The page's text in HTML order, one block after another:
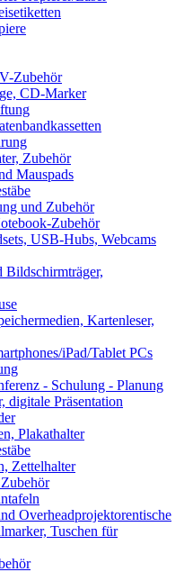
Zubehör
CD-Marker
Zubehör
Mauspads
und Zubehör
Zubehör
USB-Hubs, Webcams
Bildschirmträger,
Kartenleser,
iPad/Tablet PCs
- Schulung - Planung
digitale Präsentation
Plakathalter
Zettelhalter
Overheadprojektorentische
Tuschen für